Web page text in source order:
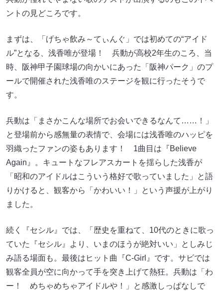
ントの見どころです。
まずは、「げちゃ飲み～てぃんぐ」では初めての“アイド
ル”となる、浅香唯が登場！ 兵動が高校2年生のころ、当
時、阪神甲子園球場の向かいにあった「阪神パーク」のプ
ールで開催された浅香唯のステージを観に行ったそうで
す。
兵動は「まさかこんな場所でお会いできるなんて……！」
と登場前から感無量の表情で、会場には浅香唯のハッピを
羽織ったファンの姿もあります！ 1曲目は『Believe
Again』。キュートなフレアスカートを揺らした浅香が
「昭和のアイドルはこういう格好で歌っていました」と語
りかけると、観客から「かわいい！」という声援が上がり
ました。
続く『セシル』では、「歴史を重ねて、10代のときに歌っ
ていた『セシル』より、いまのほうが絶対いい」としみじ
み語る場面も。最後はヒット曲『C-Girl』です。サビでは
観客全員が空に向かって手を突き上げて熱狂。兵動は「わ
ー！ めちゃめちゃアイドルや！」と感激しっぱなしで